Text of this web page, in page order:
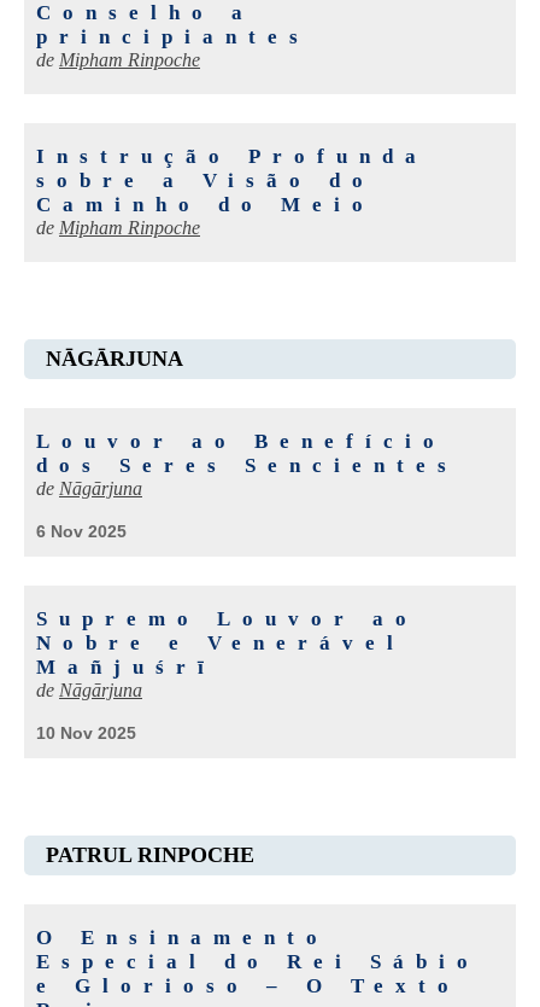
Conselho a
principiantes
de Mipham Rinpoche
Instrução Profunda
sobre a Visão do
Caminho do Meio
de Mipham Rinpoche
NĀGĀRJUNA
Louvor ao Benefício
dos Seres Sencientes
de Nāgārjuna
6 Nov 2025
Supremo Louvor ao
Nobre e Venerável
Mañjuśrī
de Nāgārjuna
10 Nov 2025
PATRUL RINPOCHE
O Ensinamento
Especial do Rei Sábio
e Glorioso – O Texto